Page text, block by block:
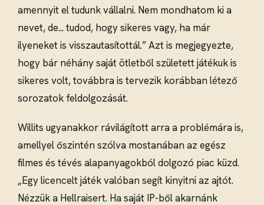
amennyit el tudunk vállalni. Nem mondhatom ki a
nevet, de... tudod, hogy sikeres vagy, ha már
ilyeneket is visszautasítottál.” Azt is megjegyezte,
hogy bár néhány saját ötletből született játékuk is
sikeres volt, továbbra is tervezik korábban létező
sorozatok feldolgozását.
Willits ugyanakkor rávilágított arra a problémára is,
amellyel őszintén szólva mostanában az egész
filmes és tévés alapanyagokból dolgozó piac küzd.
„Egy licencelt játék valóban segít kinyitni az ajtót.
Nézzük a Hellraisert. Ha saját IP-ből akarnánk